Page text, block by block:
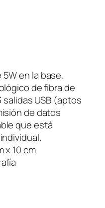
en la base,
de fibra de
USB (aptos
de datos
que está
x 10 cm